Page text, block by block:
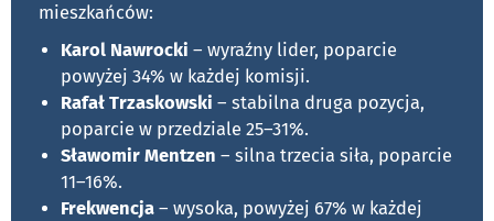
mieszkańców:
Karol Nawrocki – wyraźny lider, poparcie
powyżej 34% w każdej komisji.
Rafał Trzaskowski – stabilna druga pozycja,
poparcie w przedziale 25–31%.
Sławomir Mentzen – silna trzecia siła, poparcie
11–16%.
Frekwencja – wysoka, powyżej 67% w każdej